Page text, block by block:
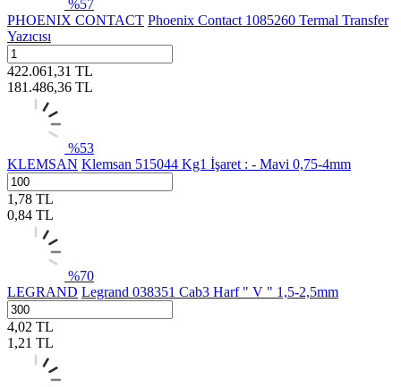
%57
PHOENIX CONTACT Phoenix Contact 1085260 Termal Transfer
Yazıcısı
422.061,31 TL
181.486,36 TL
%53
KLEMSAN Klemsan 515044 Kg1 İşaret : - Mavi 0,75-4mm
1,78 TL
0,84 TL
%70
LEGRAND Legrand 038351 Cab3 Harf " V " 1,5-2,5mm
4,02 TL
1,21 TL